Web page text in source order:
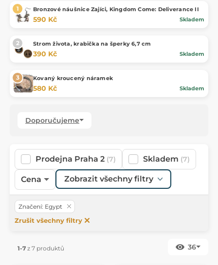
Bronzové náušnice Zajíci, Kingdom Come: Deliverance II
590 Kč Skladem
Strom života, krabička na šperky 6,7 cm
390 Kč Skladem
Kovaný kroucený náramek
580 Kč Skladem
Doporučujeme
Prodejna Praha 2 (7) Skladem (7)
Cena Zobrazit všechny filtry
Značení: Egypt
Zrušit všechny filtry
1-7 z 7 produktů 36